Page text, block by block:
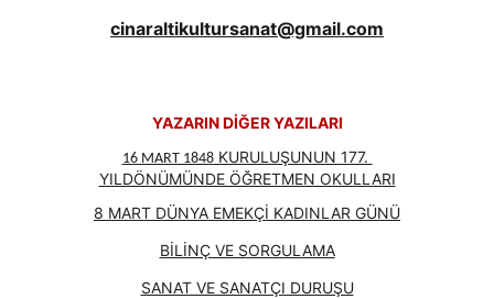
cinaraltikultursanat@gmail.com
YAZARIN DİĞER YAZILARI
SANAT VE SANATÇI DURUŞU
BİLİNÇ VE SORGULAMA
8 MART DÜNYA EMEKÇİ KADINLAR GÜNÜ
16 MART 1848 KURULUŞUNUN 177.
YILDÖNÜMÜNDE ÖĞRETMEN OKULLARI